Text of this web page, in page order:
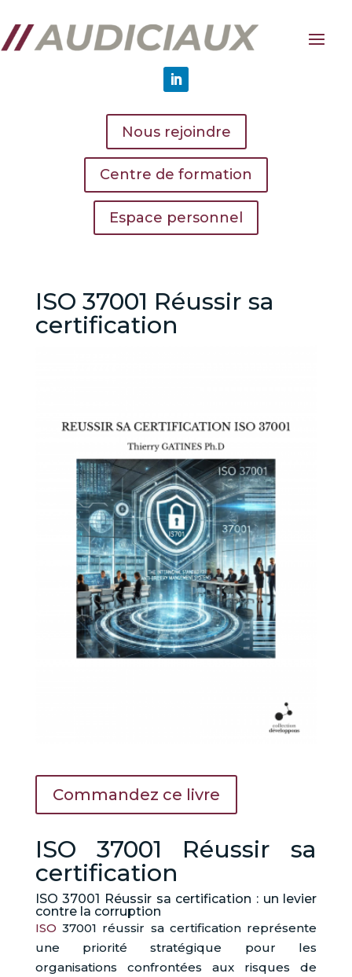
Nous rejoindre
Centre de formation
Espace personnel
ISO 37001 Réussir sa
certification
Commandez ce livre
ISO 37001 Réussir sa
certification
ISO 37001 Réussir sa certification : un levier
contre la corruption
ISO 37001 réussir sa certification représente
une priorité stratégique pour les
organisations confrontées aux risques de